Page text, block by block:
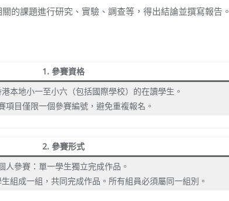
的課題進行研究、實驗、調查等，得出結論並撰寫報告。
1. 參賽資格
本地小一至小六（包括國際學校）的在讀學生。
項目僅限一個參賽編號，避免重複報名。
2. 參賽形式
人參賽：單一學生獨立完成作品。
組成一組，共同完成作品。所有組員必須屬同一組別。